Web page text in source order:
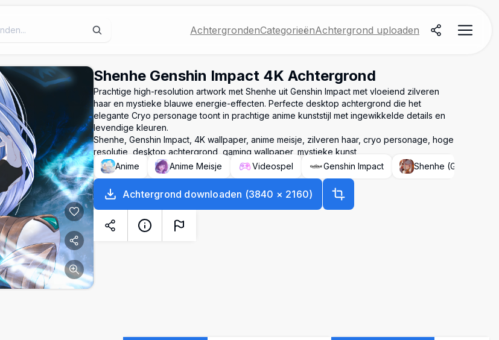
AchtergrondenCategorieënAchtergrond uploaden
Shenhe Genshin Impact 4K Achtergrond
Prachtige high-resolution artwork met Shenhe uit Genshin Impact met vloeiend zilveren
haar en mystieke blauwe energie-effecten. Perfecte desktop achtergrond die het
elegante Cryo personage toont in prachtige anime kunststijl met ingewikkelde details en
levendige kleuren.
Shenhe, Genshin Impact, 4K wallpaper, anime meisje, zilveren haar, cryo personage, hoge
resolutie, desktop achtergrond, gaming wallpaper, mystieke kunst
Anime
Anime Meisje Videospel Genshin Impact Shenhe (Genshin
Achtergrond downloaden (3840 × 2160)